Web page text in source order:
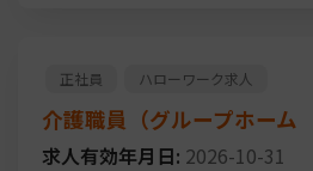
正社員 ハローワーク求人
介護職員（グループホーム
求人有効年月日: 2026-10-31